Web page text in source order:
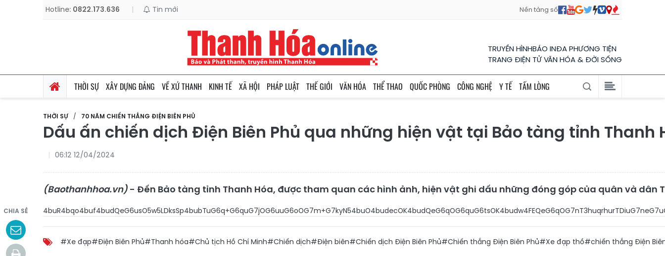
Hotline: 0822.173.636 | Tin mới Nền tảng số
TRUYỀN HÌNHBÁO INĐA PHƯƠNG TIỆN
TRANG ĐIỆN TỬ VĂN HÓA & ĐỜI SỐNG
THỜI SỰ XÂY DỰNG ĐẢNG VỀ XỨ THANH KINH TẾ XÃ HỘI PHÁP LUẬT THẾ GIỚI VĂN HÓA THỂ THAO QUỐC PHÒNG CÔNG NGHỆ Y TẾ TẤM LÒNG
THỜI SỰ 70 NĂM CHIẾN THẮNG ĐIỆN BIÊN PHỦ
Dấu ấn chiến dịch Điện Biên Phủ qua những hiện vật tại Bảo tàng tỉnh Thanh
06:12 12/04/2024
(Baothanhhoa.vn) - Đến Bảo tàng tỉnh Thanh Hóa, được tham quan các hình ảnh, hiện vật ghi dấu những đóng góp của quân và
CHIA SẺ
#Xe đạp#Điện Biên Phủ#Thanh hóa#Chủ tịch Hồ Chí Minh#Chiến dịch#Điện biên#Chiến dịch Điện Biên Phủ#Chiến thắng Điện Biên Phủ#Xe đạp thồ#chiến thắng Điện